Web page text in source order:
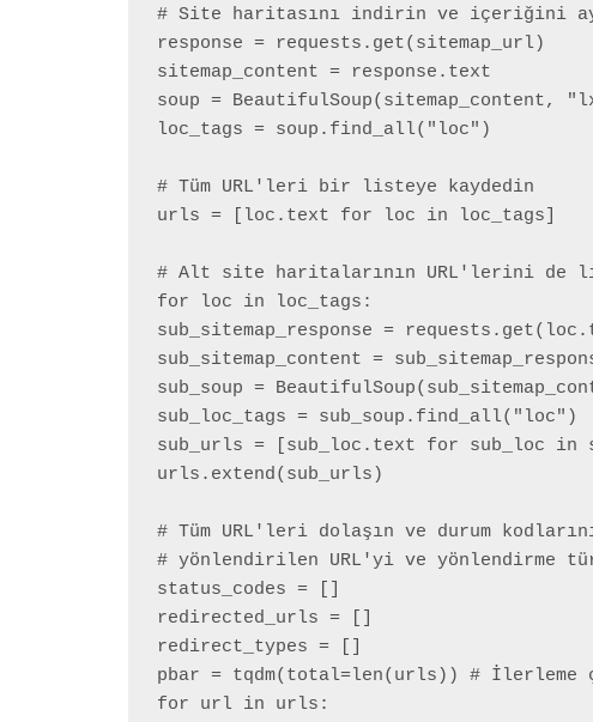
# Site haritasını indirin ve içeriğini
response = requests.get(sitemap_url)
sitemap_content = response.text
soup = BeautifulSoup(sitemap_content,
loc_tags = soup.find_all("loc")
# Tüm URL'leri bir listeye kaydedin
urls = [loc.text for loc in loc_tags]
# Alt site haritalarının URL'lerini de
for loc in loc_tags:
sub_sitemap_response =
sub_sitemap_content =
sub_soup =
sub_loc_tags = sub_soup.find_all("loc")
sub_urls = [sub_loc.text for sub_loc in
urls.extend(sub_urls)
# Tüm URL'leri dolaşın ve durum
# yönlendirilen URL'yi ve yönlendirme
status_codes = []
redirected_urls = []
redirect_types = []
pbar = tqdm(total=len(urls)) # İlerleme
for url in urls: